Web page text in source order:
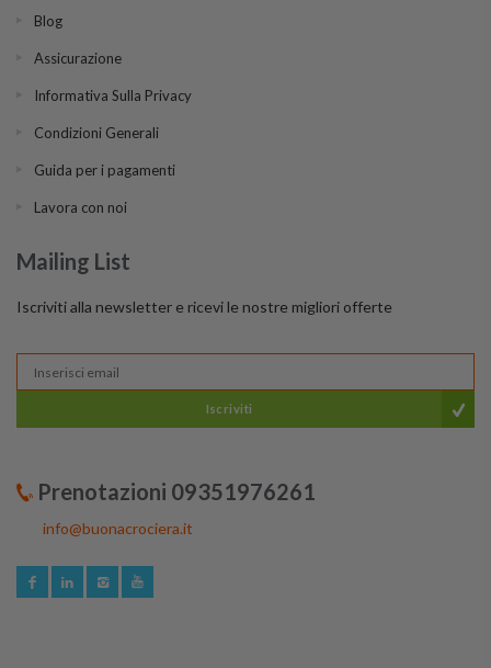
Blog
Assicurazione
Informativa Sulla Privacy
Condizioni Generali
Guida per i pagamenti
Lavora con noi
Mailing List
Iscriviti alla newsletter e ricevi le nostre migliori offerte
Iscriviti
Prenotazioni 09351976261
info@buonacrociera.it